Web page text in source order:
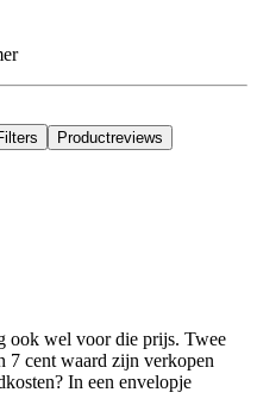
Productreviews
ook wel voor die prijs. Twee
7 cent waard zijn verkopen
In een envelopje